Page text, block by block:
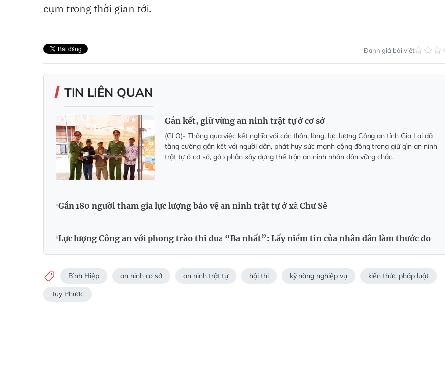
cụm trong thời gian tới.
Đánh giá bài viết
TIN LIÊN QUAN
Gắn kết, giữ vững an ninh trật tự ở cơ sở
(GLO)- Thông qua việc kết nghĩa với các thôn, làng, lực lượng Công an tỉnh Gia Lai đã
tăng cường gắn kết với người dân, phát huy sức mạnh cộng đồng trong giữ gìn an ninh
trật tự ở cơ sở, góp phần xây dựng thế trận an ninh nhân dân vững chắc.
Gần 180 người tham gia lực lượng bảo vệ an ninh trật tự ở xã Chư Sê
Lực lượng Công an với phong trào thi đua “Ba nhất”: Lấy niềm tin của nhân dân làm thước đo
Bình Hiệp an ninh cơ sở an ninh trật tự hội thi kỹ năng nghiệp vụ kiến thức pháp luật
Tuy Phước